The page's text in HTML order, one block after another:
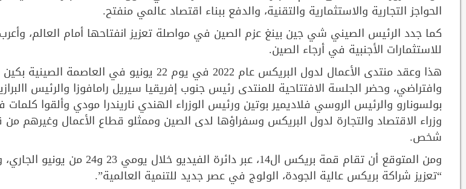
الحواجز التجارية والاستثمارية والتقنية، والدفع ببناء اقتصاد عالمي منفتح.
كما جدد الرئيس الصيني شي جين بينغ عزم الصين في مواصلة تعزيز انفتاحها أمام العالم،
للاستثمارات الأجنبية في أرجاء الصين.
هذا وعقد منتدى الأعمال لدول البريكس عام 2022 في يوم 22 يونيو في
وافتراضي، وحضر الجلسة الافتتاحية للمنتدى رئيس جنوب إفريقيا سيريل رامافوزا والرئيس
بولسونارو والرئيس الروسي فلاديمير بوتين ورئيس الوزراء الهندي ناريندرا مودي وألقوا
شخص.
ومن المتوقع أن تقام قمة بريكس ال14، عبر دائرة الفيديو
“تعزيز شراكة بريكس عالية الجودة، الولوج في عصر جديد للتنمية العالمية”.